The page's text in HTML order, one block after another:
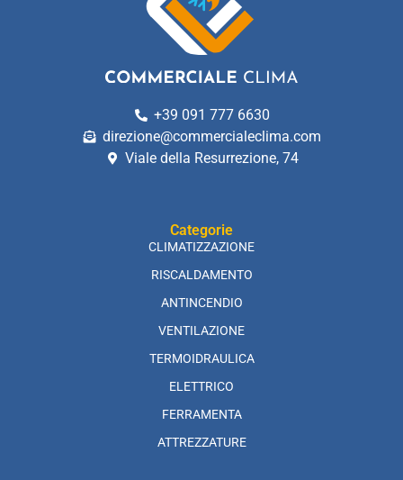
+39 091 777 6630
direzione@commercialeclima.com
Viale della Resurrezione, 74
Categorie
CLIMATIZZAZIONE
RISCALDAMENTO
ANTINCENDIO
VENTILAZIONE
TERMOIDRAULICA
ELETTRICO
FERRAMENTA
ATTREZZATURE